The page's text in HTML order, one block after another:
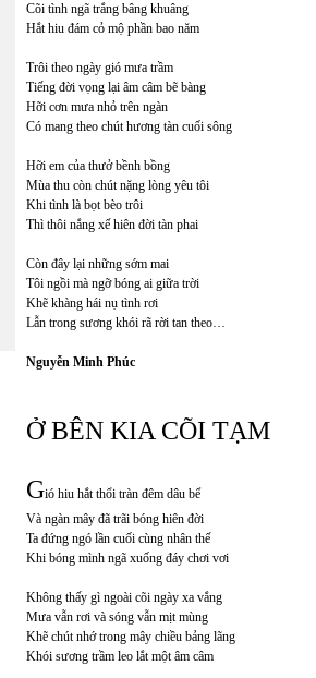
Cõi tình ngã trắng bâng khuâng
Hắt hiu đám cỏ mộ phần bao năm
Trôi theo ngày gió mưa trầm
Tiếng đời vọng lại âm câm bẽ bàng
Hỡi cơn mưa nhỏ trên ngàn
Có mang theo chút hương tàn cuối sông
Hỡi em của thưở bềnh bồng
Mùa thu còn chút nặng lòng yêu tôi
Khi tình là bọt bèo trôi
Thì thôi nắng xế hiên đời tàn phai
Còn đây lại những sớm mai
Tôi ngồi mà ngỡ bóng ai giữa trời
Khẽ khàng hái nụ tình rơi
Lẫn trong sương khói rã rời tan theo…
Nguyễn Minh Phúc
Ở BÊN KIA CÕI TẠM
Gió hiu hắt thổi tràn đêm dâu bể
Và ngàn mây đã trãi bóng hiên đời
Ta đứng ngó lần cuối cùng nhân thế
Khi bóng mình ngã xuống đáy chơi vơi
Không thấy gì ngoài cõi ngày xa vắng
Mưa vẫn rơi và sóng vẫn mịt mùng
Khẽ chút nhớ trong mây chiều bảng lãng
Khói sương trầm leo lắt một âm câm